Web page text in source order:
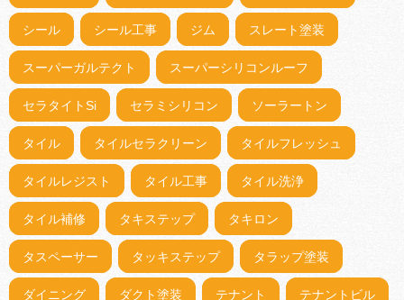
シール シール工事 ジム スレート塗装
スーパーガルテクト スーパーシリコンルーフ
セラタイトSi セラミシリコン ソーラートン
タイル タイルセラクリーン タイルフレッシュ
タイルレジスト タイル工事 タイル洗浄
タイル補修 タキステップ タキロン
タスペーサー タッキステップ タラップ塗装
ダイニング ダクト塗装 テナント テナントビル